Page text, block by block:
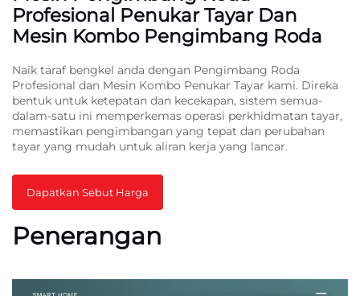
Profesional Penukar Tayar Dan
Mesin Kombo Pengimbang Roda
Naik taraf bengkel anda dengan Pengimbang Roda
Profesional dan Mesin Kombo Penukar Tayar kami. Direka
bentuk untuk ketepatan dan kecekapan, sistem semua-
dalam-satu ini memperkemas operasi perkhidmatan tayar,
memastikan pengimbangan yang tepat dan perubahan
tayar yang mudah untuk aliran kerja yang lancar.
Dapatkan Sebut Harga
Penerangan